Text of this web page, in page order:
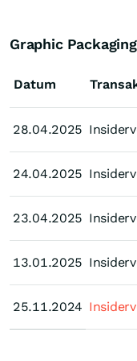
Graphic
Datum
28.04.2025
24.04.2025
23.04.2025
13.01.2025
25.11.2024
28.04.2025
24.04.2025
23.04.2025
13.01.2025
25.11.2024